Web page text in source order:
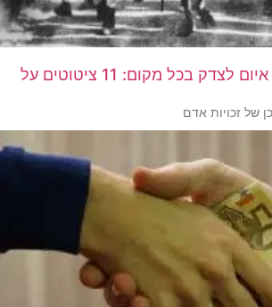
עוול בכל מקום הוא איום לצדק בכל מקום: 11 ציטוטים על
אדם